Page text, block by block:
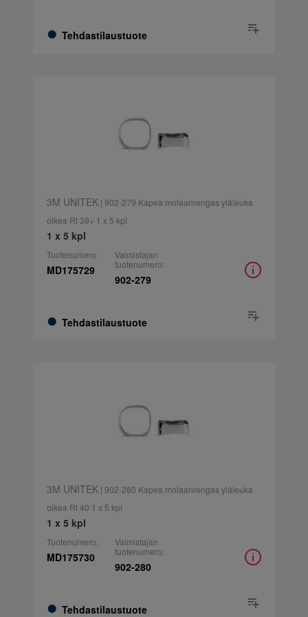
Tehdastilaustuote
3M UNITEK| 902-279 Kapea molaarirengas yläleuka
oikea Rt 39+ 1 x 5 kpl
1 x 5 kpl
Tuotenumero:
MD175729
Tehdastilaustuote
Valmistajan
tuotenumero:
902-279
3M UNITEK| 902-280 Kapea molaarirengas yläleuka
oikea Rt 40 1 x 5 kpl
1 x 5 kpl
Tuotenumero:
MD175730
Tehdastilaustuote
Valmistajan
tuotenumero:
902-280